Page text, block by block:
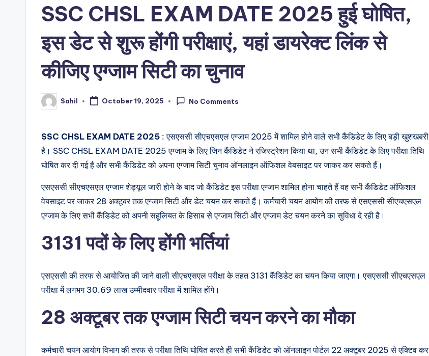
SSC CHSL EXAM DATE 2025 हुई घोषित,
इस डेट से शुरू होंगी परीक्षाएं, यहां डायरेक्ट लिंक से
कीजिए एग्जाम सिटी का चुनाव
Posted
by
Sahil October 19, 2025 No Comments
SSC CHSL EXAM DATE 2025 : एसएससी सीएचएसएल एग्जाम 2025 में शामिल होने वाले सभी कैंडिडेट के लिए बड़ी खुशखबरी
है। SSC CHSL EXAM DATE 2025 एग्जाम के लिए जिन कैंडिडेट ने रजिस्ट्रेशन किया था, उन सभी कैंडिडेट के लिए परीक्षा तिथि
घोषित कर दी गई है और सभी कैंडिडेट को अपना एग्जाम सिटी चुनाव ऑनलाइन ऑफिशल वेबसाइट पर जाकर कर सकते हैं।
एसएससी सीएचएसएल एग्जाम शेड्यूल जारी होने के बाद जो कैंडिडेट इस परीक्षा एग्जाम शामिल होना चाहते हैं वह सभी कैंडिडेट ऑफिशल
वेबसाइट पर जाकर 28 अक्टूबर तक एग्जाम सिटी और डेट चयन कर सकते हैं। कर्मचारी चयन आयोग की तरफ से एसएससी सीएचएसएल
एग्जाम के लिए सभी कैंडिडेट को अपनी सहूलियत के हिसाब से एग्जाम सिटी और एग्जाम डेट चयन करने का सुविधा दे रही है।
3131 पदों के लिए होंगी भर्तियां
एसएससी की तरफ से आयोजित की जाने वाली सीएचएसएल परीक्षा के तहत 3131 कैंडिडेट का चयन किया जाएगा। एसएससी सीएचएसएल
परीक्षा में लगभग 30.69 लाख उम्मीदवार परीक्षा में शामिल होंगे।
28 अक्टूबर तक एग्जाम सिटी चयन करने का मौका
कर्मचारी चयन आयोग विभाग की तरफ से परीक्षा तिथि घोषित करते ही सभी कैंडिडेट को ऑनलाइन पोर्टल 22 अक्टूबर 2025 से एक्टिव कर